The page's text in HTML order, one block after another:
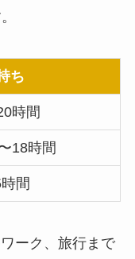
ち
時間
18時間
間
ーク、旅行まで